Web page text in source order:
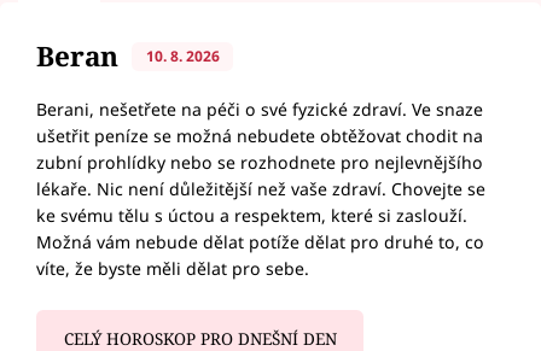
Beran 10. 8. 2026
Berani, nešetřete na péči o své fyzické zdraví. Ve snaze
ušetřit peníze se možná nebudete obtěžovat chodit na
zubní prohlídky nebo se rozhodnete pro nejlevnějšího
lékaře. Nic není důležitější než vaše zdraví. Chovejte se
ke svému tělu s úctou a respektem, které si zaslouží.
Možná vám nebude dělat potíže dělat pro druhé to, co
víte, že byste měli dělat pro sebe.
CELÝ HOROSKOP PRO DNEŠNÍ DEN